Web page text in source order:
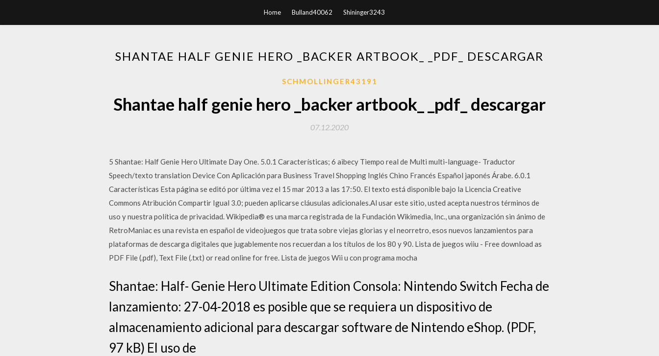
Home Bulland40062 Shininger3243
SHANTAE HALF GENIE HERO _BACKER ARTBOOK_ _PDF_ DESCARGAR
SCHMOLLINGER43191
Shantae half genie hero _backer artbook_ _pdf_ descargar
07.12.2020
5 Shantae: Half Genie Hero Ultimate Day One. 5.0.1 Características; 6 aibecy Tiempo real de Multi multi-language- Traductor
Speech/texto translation Device Con Aplicación para Business Travel Shopping Inglés Chino Francés Español japonés Árabe. 6.0.1
Características Esta página se editó por última vez el 15 mar 2013 a las 17:50. El texto está disponible bajo la Licencia Creative
Commons Atribución Compartir Igual 3.0; pueden aplicarse cláusulas adicionales.Al usar este sitio, usted acepta nuestros términos de
uso y nuestra política de privacidad. Wikipedia® es una marca registrada de la Fundación Wikimedia, Inc., una organización sin ánimo de
RetroManiac es una revista en español de videojuegos que trata sobre viejas glorias y el neorretro, esos nuevos lanzamientos para
plataformas de descarga digitales que jugablemente nos recuerdan a los títulos de los 80 y 90. Lista de juegos wiiu - Free download as
PDF File (.pdf), Text File (.txt) or read online for free. Lista de juegos Wii u con programa mocha
Shantae: Half- Genie Hero Ultimate Edition Consola: Nintendo Switch Fecha de
lanzamiento: 27-04-2018 es posible que se requiera un dispositivo de
almacenamiento adicional para descargar software de Nintendo eShop. (PDF,
97 kB) El uso de